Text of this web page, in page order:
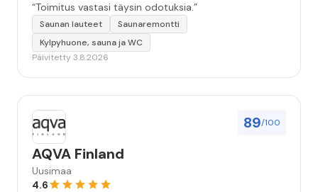
“Toimitus vastasi täysin odotuksia.”
Saunan lauteet
Saunaremontti
Kylpyhuone, sauna ja WC
Päivitetty 3.8.2026
89/100
AQVA Finland
Uusimaa
4.6